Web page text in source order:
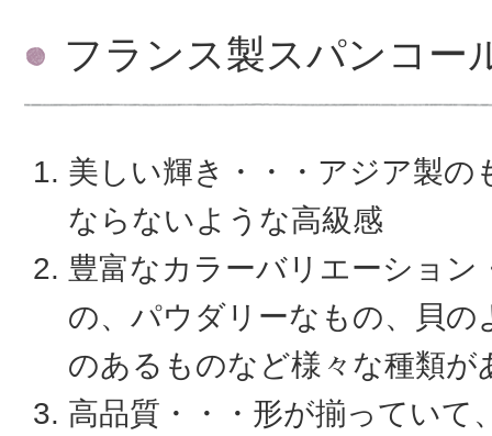
フランス製スパンコー
美しい輝き・・・アジア製の
ならないような高級感
豊富なカラーバリエーション
の、パウダリーなもの、貝の
のあるものなど様々な種類が
高品質・・・形が揃っていて